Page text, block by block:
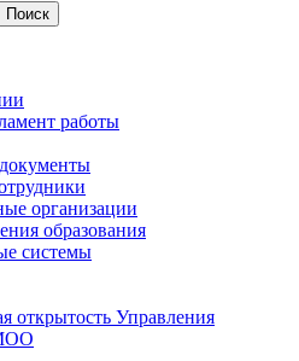
Поиск
работы
организации
образования
системы
открытость Управления